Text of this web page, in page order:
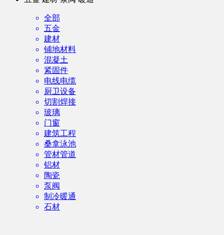
全部
五金
建材
铺地材料
混凝土
紧固件
电线电缆
厨卫设备
切割焊接
玻璃
门窗
建筑工程
桑拿泳池
管材管道
铝材
陶瓷
泵阀
制冷暖通
石材